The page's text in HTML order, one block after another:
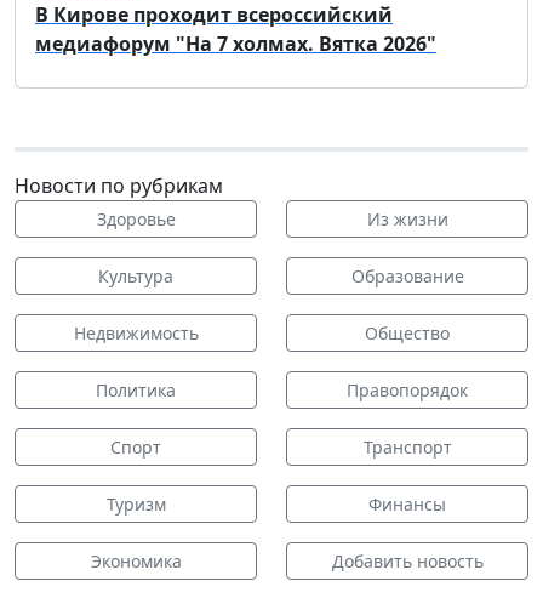
В Кирове проходит всероссийский
медиафорум "На 7 холмах. Вятка 2026"
Новости по рубрикам
Здоровье Из жизни
Культура Образование
Недвижимость Общество
Политика Правопорядок
Спорт Транспорт
Туризм Финансы
Экономика Добавить новость